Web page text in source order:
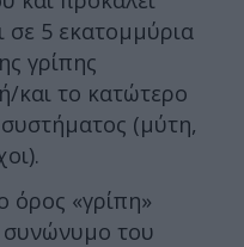
σε 5 εκατομμύρια
γρίπης
και το κατώτερο
(μύτη,
όρος «γρίπη»
συνώνυμο του